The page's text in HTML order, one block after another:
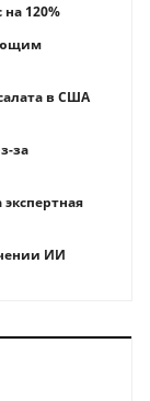
120%
в США
за
ИИ